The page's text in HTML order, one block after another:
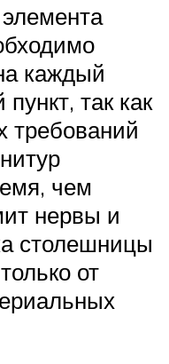
каждый
так как
требований
чем
нервы и
столешницы
от